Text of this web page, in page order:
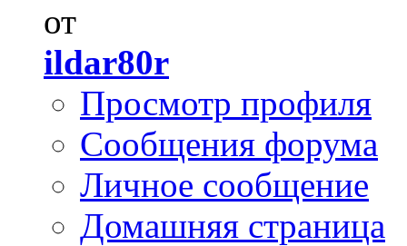
от
ildar80r
Просмотр профиля
Сообщения форума
Личное сообщение
Домашняя страница